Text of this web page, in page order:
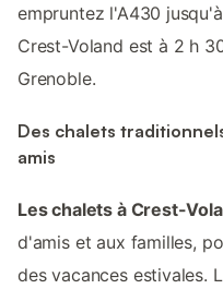
empruntez l'A430
Crest-Voland est à 2 h
Grenoble.
Des chalets
amis
Les chalets à Crest-
d'amis et aux familles,
des vacances estivales.